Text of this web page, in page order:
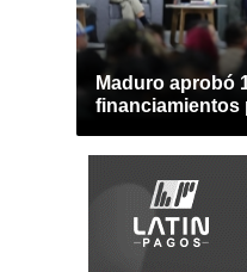
Maduro aprobó
financiamientos